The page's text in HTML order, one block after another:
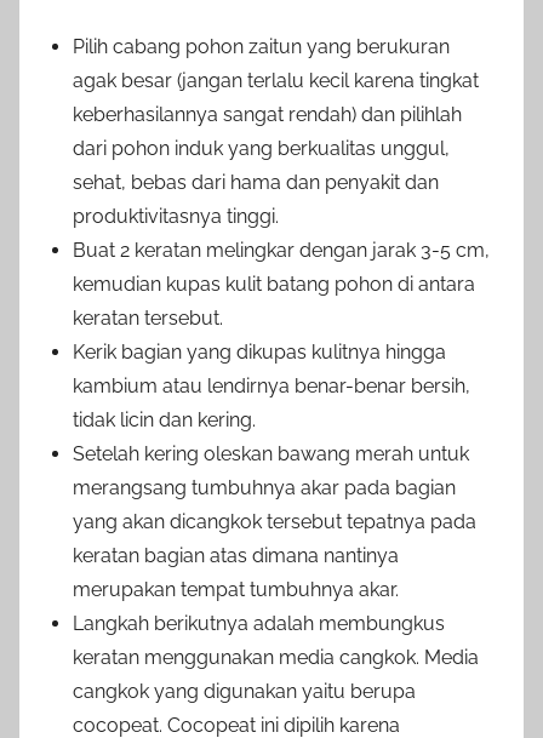
Pilih cabang pohon zaitun yang berukuran
agak besar (jangan terlalu kecil karena tingkat
keberhasilannya sangat rendah) dan pilihlah
dari pohon induk yang berkualitas unggul,
sehat, bebas dari hama dan penyakit dan
produktivitasnya tinggi.
Buat 2 keratan melingkar dengan jarak 3-5 cm,
kemudian kupas kulit batang pohon di antara
keratan tersebut.
Kerik bagian yang dikupas kulitnya hingga
kambium atau lendirnya benar-benar bersih,
tidak licin dan kering.
Setelah kering oleskan bawang merah untuk
merangsang tumbuhnya akar pada bagian
yang akan dicangkok tersebut tepatnya pada
keratan bagian atas dimana nantinya
merupakan tempat tumbuhnya akar.
Langkah berikutnya adalah membungkus
keratan menggunakan media cangkok. Media
cangkok yang digunakan yaitu berupa
cocopeat. Cocopeat ini dipilih karena